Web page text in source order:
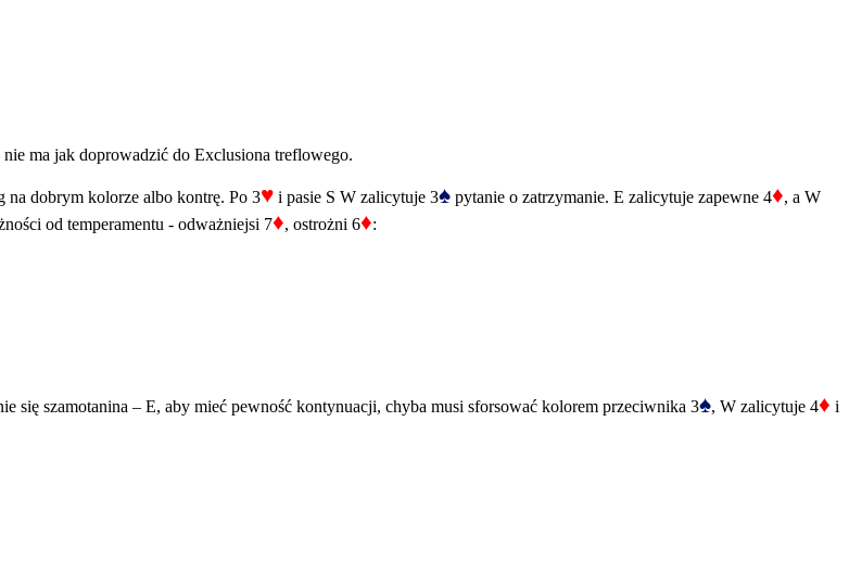
ma jak doprowadzić do Exclusiona treflowego.
na dobrym kolorze albo kontrę. Po 3♥ i pasie S W zalicytuje 3♠ pytanie o zatrzymanie. E zalicytuje zapewne 4♦, a W
od temperamentu - odważniejsi 7♦, ostrożni 6♦:
się szamotanina – E, aby mieć pewność kontynuacji, chyba musi sforsować kolorem przeciwnika 3♠, W zalicytuje 4♦ i